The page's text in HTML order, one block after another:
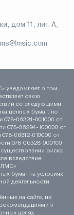
дом 11, лит. А,
уведомляет о том,
свою
со следующими
ценных бумаг: по
078-06324-001000 от
078-06294-100000 от
06312-010000 от
078-06328-000100
риска
вследствие
ЛМС»
бумаг на условиях
деятельности.
на сайте, не
и
целях.